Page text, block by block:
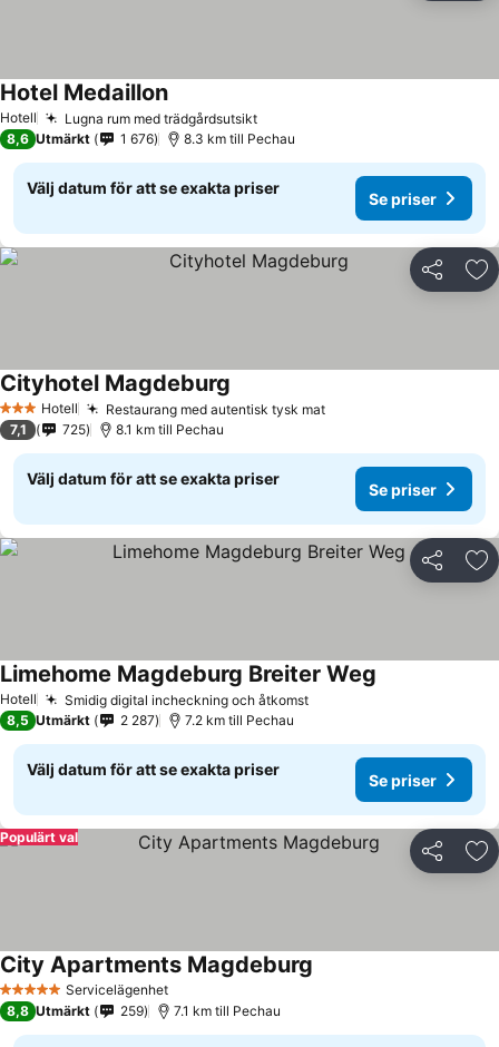
Hotell Lugna rum med trädgårdsutsiktSe priser
Hotel MedaillonSe priser
8,6 Utmärkt 1 676 8.3 km till Pechau
Välj datum för att se exakta priser
Se priser
Dela
3 StjärnorHotell Restaurang med autentisk tysk matSe priser
Cityhotel Magdeburg
7,1 725 8.1 km till Pechau
Välj datum för att se exakta priser
Se priser
Dela
Hotell Smidig digital incheckning och åtkomstSe priser
Limehome Magdeburg Breiter Weg
8,5 Utmärkt 2 287 7.2 km till Pechau
Välj datum för att se exakta priser
Se priser
Dela
Populärt val
5 Stjärnor Servicelägenhet
City Apartments Magdeburg
8,8 Utmärkt 259 7.1 km till Pechau